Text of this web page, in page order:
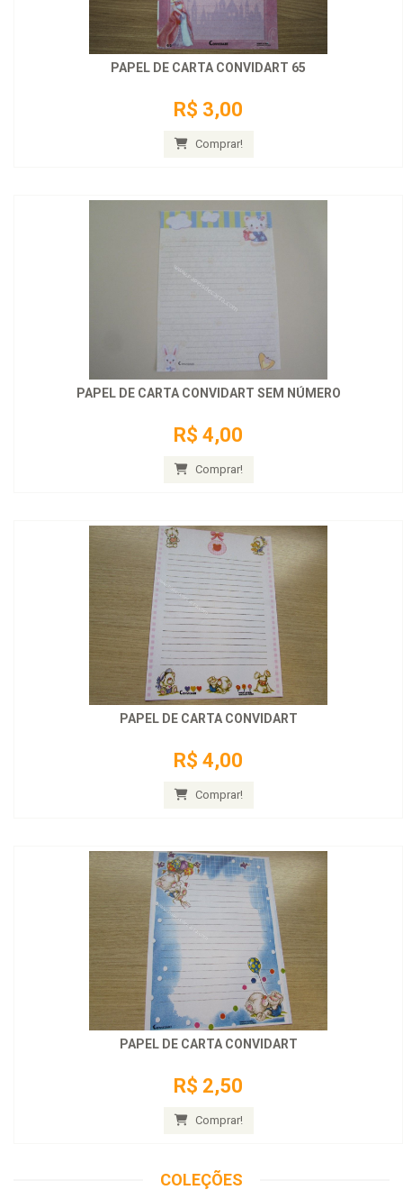
PAPEL DE CARTA CONVIDART 65
R$ 3,00
Comprar!
PAPEL DE CARTA CONVIDART SEM NÚMERO
R$ 4,00
Comprar!
PAPEL DE CARTA CONVIDART
R$ 4,00
Comprar!
PAPEL DE CARTA CONVIDART
R$ 2,50
Comprar!
COLEÇÕES